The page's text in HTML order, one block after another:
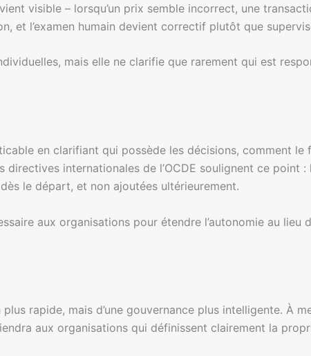
visible – lorsqu’un prix semble incorrect, une
et l’examen humain devient correctif plutôt que
mais elle ne clarifie que rarement qui est
en clarifiant qui possède les décisions, comment le
internationales de l’OCDE soulignent ce point
le départ, et non ajoutées ultérieurement.
aux organisations pour étendre l’autonomie au lieu
rapide, mais d’une gouvernance plus intelligente. À
aux organisations qui définissent clairement la